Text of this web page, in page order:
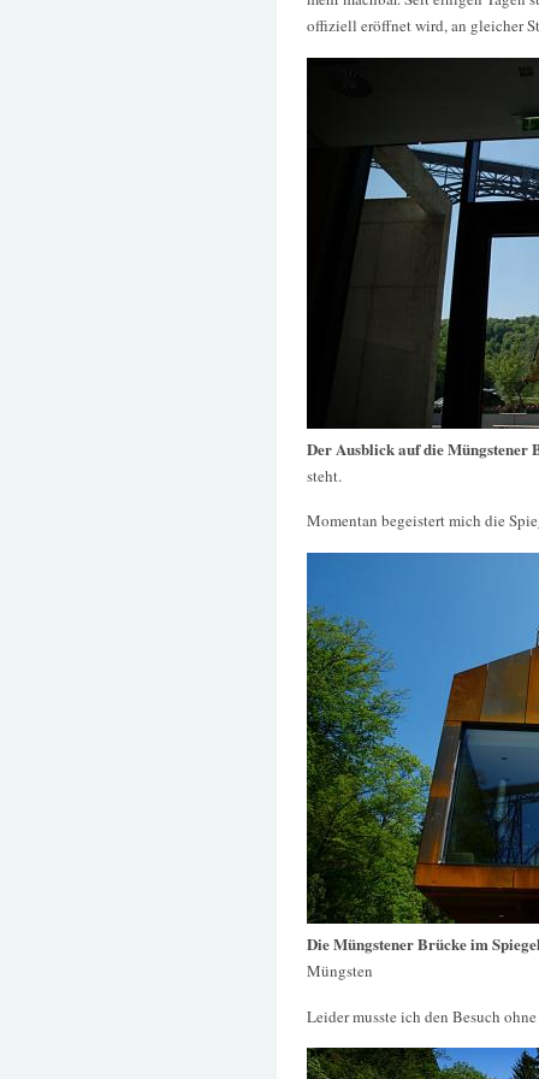
offiziell eröffnet wird, an gleicher
Der Ausblick auf die Müngstener
steht.
Momentan begeistert mich die
Die Müngstener Brücke im
Müngsten
Leider musste ich den Besuch